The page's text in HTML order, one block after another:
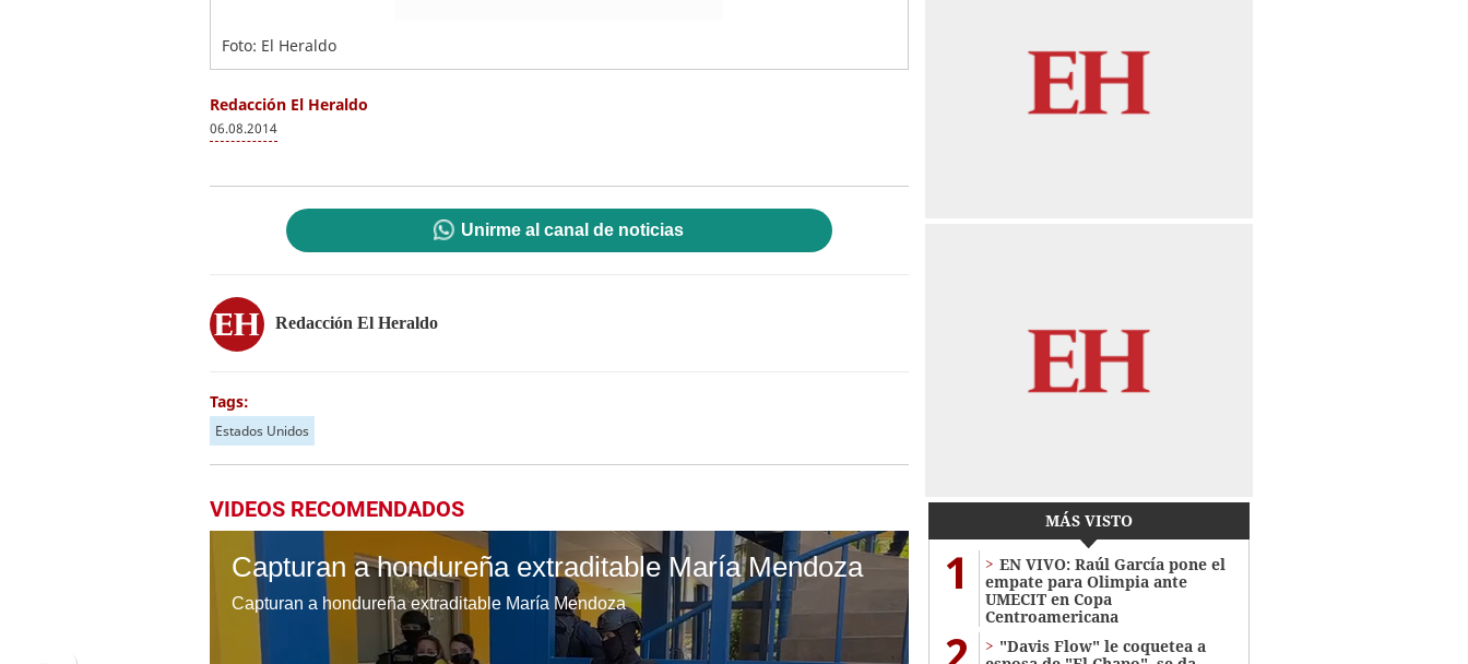
Foto: El Heraldo
Redacción El Heraldo
06.08.2014
Unirme al canal de noticias
Redacción El Heraldo
Tags:
Estados Unidos
VIDEOS RECOMENDADOS
Capturan a hondureña extraditable María Mendoza
Capturan a hondureña extraditable María Mendoza
MÁS VISTO
1
EN VIVO: Raúl García pone el
empate para Olimpia ante
UMECIT en Copa
Centroamericana
"Davis Flow" le coquetea a